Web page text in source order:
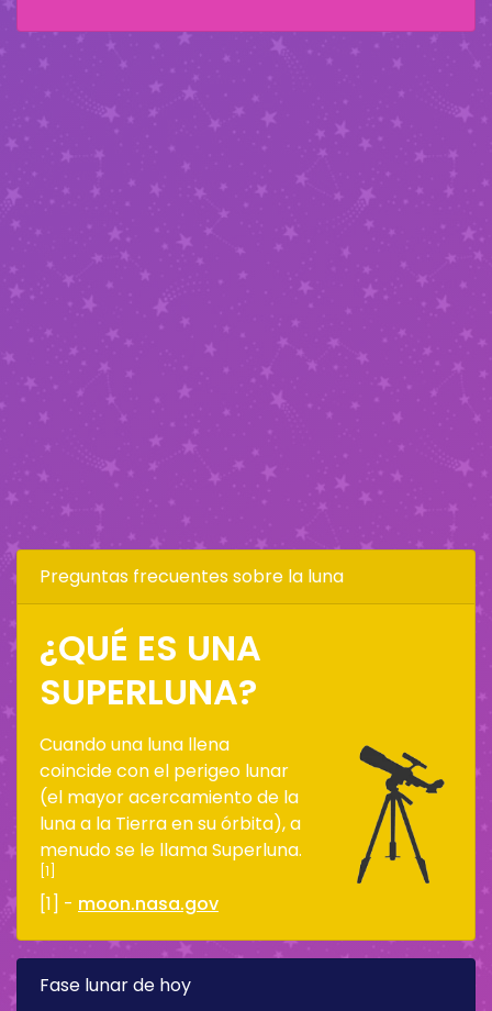
Preguntas frecuentes sobre la luna
¿QUÉ ES UNA
SUPERLUNA?
Cuando una luna llena
coincide con el perigeo lunar
(el mayor acercamiento de la
luna a la Tierra en su órbita), a
menudo se le llama Superluna.
[1]
[1] - moon.nasa.gov
Fase lunar de hoy